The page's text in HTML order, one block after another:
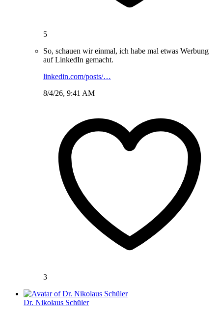
5
So, schauen wir einmal, ich habe mal etwas Werbung
auf LinkedIn gemacht.
linkedin.com/posts/…
8/4/26, 9:41 AM
3
Dr. Nikolaus Schüler